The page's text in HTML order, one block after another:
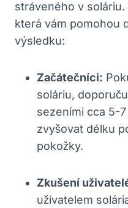
stráveného v
která vám pomohou
výsledku:
Začátečníci:
soláriu,
sezeními cca 5-
zvyšovat délku
pokožky.
Zkušení
uživatelem